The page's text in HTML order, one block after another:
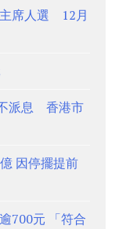
席人選 12月
派息 香港市
因停擺提前
700元 「符合